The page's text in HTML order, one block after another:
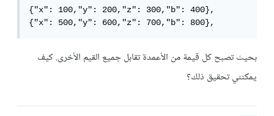
{"x": 100,"y": 200,"z": 300,"b": 400},
{"x": 500,"y": 600,"z": 700,"b": 800},
بحيث تصبح كل قيمة من الأعمدة تقابل جميع القيم الأخرى. كيف
يمكنني تحقيق ذلك؟